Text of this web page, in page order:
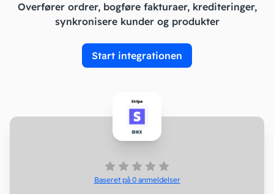
Overfører ordrer, bogføre fakturaer, krediteringer,
synkronisere kunder og produkter
Start integrationen
Baseret på 0anmeldelser